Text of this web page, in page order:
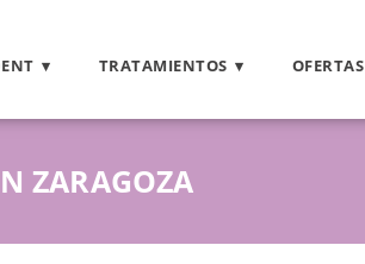
TRATAMIENTOS OFERTAS
ZARAGOZA